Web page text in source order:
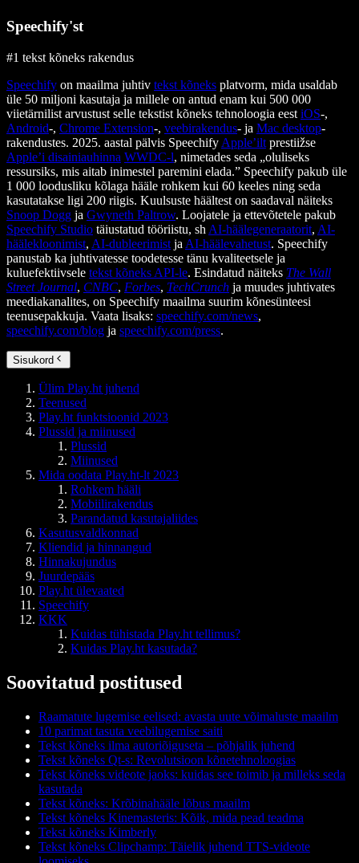
Speechify'st
#1 tekst kõneks rakendus
Speechify on maailma juhtiv tekst kõneks platvorm, mida usaldab
üle 50 miljoni kasutaja ja millele on antud enam kui 500 000
viietärnilist arvustust selle tekstist kõneks tehnoloogia eest iOS-,
Android-, Chrome Extension-, veebirakendus- ja Mac desktop-
rakendustes. 2025. aastal pälvis Speechify Apple’ilt prestiižse
Apple’i disainiauhinna WWDC-l, nimetades seda „oluliseks
ressursiks, mis aitab inimestel paremini elada.” Speechify pakub üle
1 000 loodusliku kõlaga hääle rohkem kui 60 keeles ning seda
kasutatakse ligi 200 riigis. Kuulsuste häältest on saadaval näiteks
Snoop Dogg ja Gwyneth Paltrow. Loojatele ja ettevõtetele pakub
Speechify Studio täiustatud tööriistu, sh AI-häälegeneraatorit, AI-
häälekloonimist, AI-dubleerimist ja AI-häälevahetust. Speechify
panustab ka juhtivatesse toodetesse tänu kvaliteetsele ja
kuluefektiivsele tekst kõneks API-le. Esindatud näiteks The Wall
Street Journal, CNBC, Forbes, TechCrunch ja muudes juhtivates
meediakanalites, on Speechify maailma suurim kõnesünteesi
teenusepakkuja. Vaata lisaks: speechify.com/news,
speechify.com/blog ja speechify.com/press.
Sisukord
Ülim Play.ht juhend
Teenused
Play.ht funktsioonid 2023
Plussid ja miinused
Plussid
Miinused
Mida oodata Play.ht-lt 2023
Rohkem hääli
Mobiilirakendus
Parandatud kasutajaliides
Kasutusvaldkonnad
Kliendid ja hinnangud
Hinnakujundus
Juurdepääs
Play.ht ülevaated
Speechify
KKK
Kuidas tühistada Play.ht tellimus?
Kuidas Play.ht kasutada?
Soovitatud postitused
Raamatute lugemise eelised: avasta uute võimaluste maailm
10 parimat tasuta veebilugemise saiti
Tekst kõneks ilma autoriõiguseta – põhjalik juhend
Tekst kõneks Qt-s: Revolutsioon kõnetehnoloogias
Tekst kõneks videote jaoks: kuidas see toimib ja milleks seda
kasutada
Tekst kõneks: Krõbinahääle lõbus maailm
Tekst kõneks Kinemasteris: Kõik, mida pead teadma
Tekst kõneks Kimberly
Tekst kõneks Clipchamp: Täielik juhend TTS-videote